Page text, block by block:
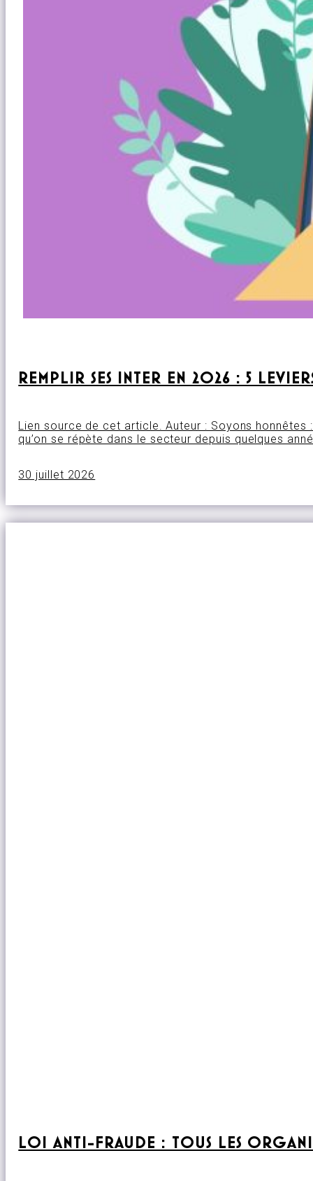
REMPLIR SES INTER EN 2026 : 5
Lien source de cet article. Auteur : Soyons
qu’on se répète dans le secteur depuis quelques
30 juillet 2026
LOI ANTI-FRAUDE : TOUS LES